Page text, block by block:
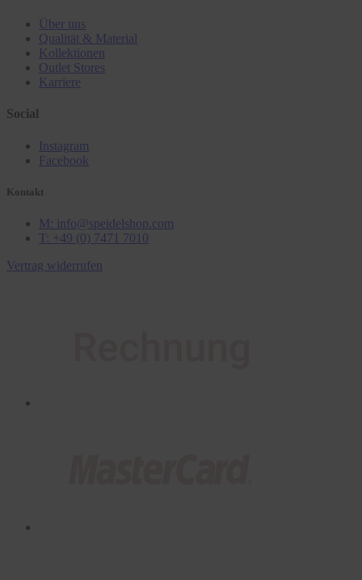
Über uns
Qualität & Material
Kollektionen
Outlet Stores
Karriere
Social
Instagram
Facebook
Kontakt
M: info@speidelshop.com
T: +49 (0) 7471 7010
Vertrag widerrufen